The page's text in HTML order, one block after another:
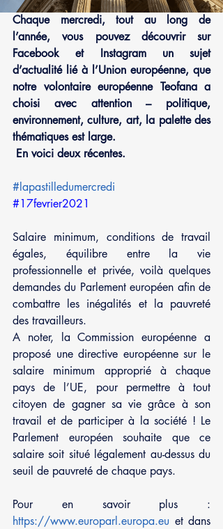
Chaque mercredi, tout au long de
l’année, vous pouvez découvrir sur
Facebook et Instagram un sujet
d’actualité lié à l’Union européenne, que
notre volontaire européenne Teofana a
choisi avec attention – politique,
environnement, culture, art, la palette des
thématiques est large.
En voici deux récentes.
#lapastilledumercredi
#17fevrier2021
Salaire minimum, conditions de travail
égales, équilibre entre la vie
professionnelle et privée, voilà quelques
demandes du Parlement européen afin de
combattre les inégalités et la pauvreté
des travailleurs.
A noter, la Commission européenne a
proposé une directive européenne sur le
salaire minimum approprié à chaque
pays de l’UE, pour permettre à tout
citoyen de gagner sa vie grâce à son
travail et de participer à la société ! Le
Parlement européen souhaite que ce
salaire soit situé légalement au-dessus du
seuil de pauvreté de chaque pays.
https://www.europarl.europa.eu et dans